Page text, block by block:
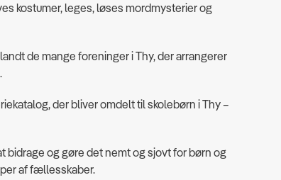
kostumer, leges, løses mordmysterier og
de mange foreninger i Thy, der arrangerer
der bliver omdelt til skolebørn i Thy –
bidrage og gøre det nemt og sjovt for børn og
af fællesskaber.